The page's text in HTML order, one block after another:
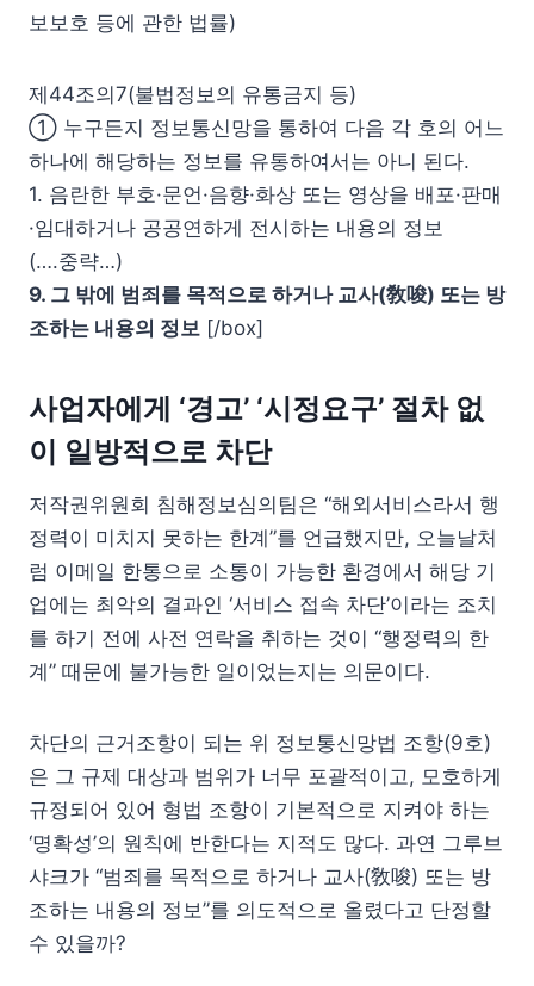
보보호 등에 관한 법률)
제44조의7(불법정보의 유통금지 등)
① 누구든지 정보통신망을 통하여 다음 각 호의 어느
하나에 해당하는 정보를 유통하여서는 아니 된다.
1. 음란한 부호·문언·음향·화상 또는 영상을 배포·판매
·임대하거나 공공연하게 전시하는 내용의 정보
(….중략…)
9. 그 밖에 범죄를 목적으로 하거나 교사(敎唆) 또는 방
조하는 내용의 정보 [/box]
사업자에게 ‘경고’ ‘시정요구’ 절차 없
이 일방적으로 차단
저작권위원회 침해정보심의팀은 “해외서비스라서 행
정력이 미치지 못하는 한계”를 언급했지만, 오늘날처
럼 이메일 한통으로 소통이 가능한 환경에서 해당 기
업에는 최악의 결과인 ‘서비스 접속 차단’이라는 조치
를 하기 전에 사전 연락을 취하는 것이 “행정력의 한
계” 때문에 불가능한 일이었는지는 의문이다.
차단의 근거조항이 되는 위 정보통신망법 조항(9호)
은 그 규제 대상과 범위가 너무 포괄적이고, 모호하게
규정되어 있어 형법 조항이 기본적으로 지켜야 하는
‘명확성’의 원칙에 반한다는 지적도 많다. 과연 그루브
샤크가 “범죄를 목적으로 하거나 교사(敎唆) 또는 방
조하는 내용의 정보”를 의도적으로 올렸다고 단정할
수 있을까?